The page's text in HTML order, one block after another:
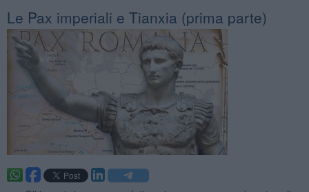
Le Pax imperiali e Tianxia (prima parte)